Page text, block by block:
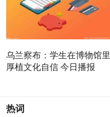
乌兰察布：学生在博物馆里
厚植文化自信 今日播报
热词